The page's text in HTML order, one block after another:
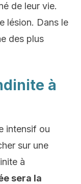
de leur vie.
lésion. Dans le
des plus
à
intensif ou
sur une
à
sera la